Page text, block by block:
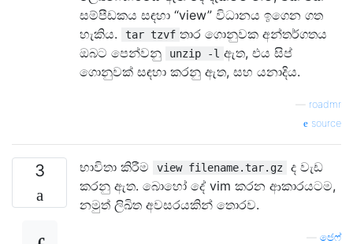
සම්පීඩකය සඳහා “view” විධානය ඉගෙන ගත
හැකිය.
tar tzvf තාර ගොනුවක අන්තර්ගතය
ඔබට පෙන්වනු
unzip -l ඇත, එය සිප්
ගොනුවක් සඳහා කරනු ඇත, සහ යනාදිය.
roadmr
source
3 භාවිතා කිරීම view filename.tar.gz
ද වැඩ
කරනු ඇත. බොහෝ දේ vim කරන ආකාරයටම,
නමුත් ලිඛිත අවසරයකින් තොරව.
ජෙෆ්